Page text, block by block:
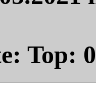
Top: 0